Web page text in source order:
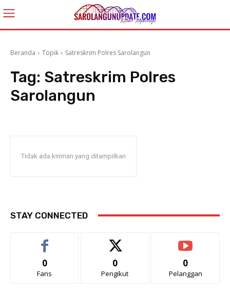
Beranda Topik Satreskrim Polres Sarolangun
Tag: Satreskrim Polres
Sarolangun
Tidak ada kiriman yang ditampilkan
STAY CONNECTED
0
Fans
0
Pengikut
0
Pelanggan